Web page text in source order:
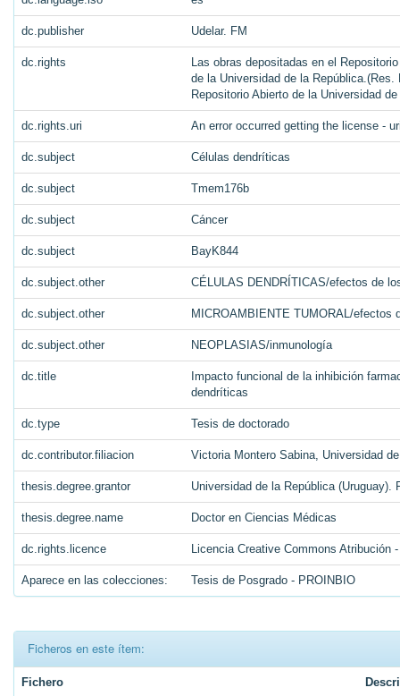
dc.publisher Udelar. FM
dc.rights
Las obras depositadas en el
de la Universidad de la
Repositorio Abierto de la Universidad
dc.rights.uri An error occurred getting the license -
dc.subject Células dendríticas
dc.subject Tmem176b
dc.subject Cáncer
dc.subject BayK844
dc.subject.other CÉLULAS DENDRÍTICAS/efectos de
dc.subject.other MICROAMBIENTE TUMORAL/efectos
dc.subject.other NEOPLASIAS/inmunología
dc.title
Impacto funcional de la inhibición
dendríticas
dc.type Tesis de doctorado
dc.contributor.filiacion Victoria Montero Sabina, Universidad
thesis.degree.grantor Universidad de la República
thesis.degree.name Doctor en Ciencias Médicas
dc.rights.licence Licencia Creative Commons Atribución
Aparece en las colecciones: Tesis de Posgrado - PROINBIO
Ficheros en este ítem:
Fichero